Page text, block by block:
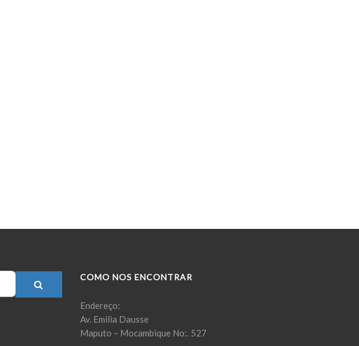
COMO NOS ENCONTRAR
Endereço:
Av. Emilia Dausse
Maputo – Mocambique No:. 527